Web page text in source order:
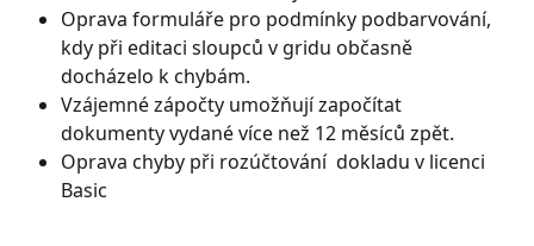
Oprava formuláře pro podmínky podbarvování,
kdy při editaci sloupců v gridu občasně
docházelo k chybám.
Vzájemné zápočty umožňují započítat
dokumenty vydané více než 12 měsíců zpět.
Oprava chyby při rozúčtování  dokladu v licenci
Basic